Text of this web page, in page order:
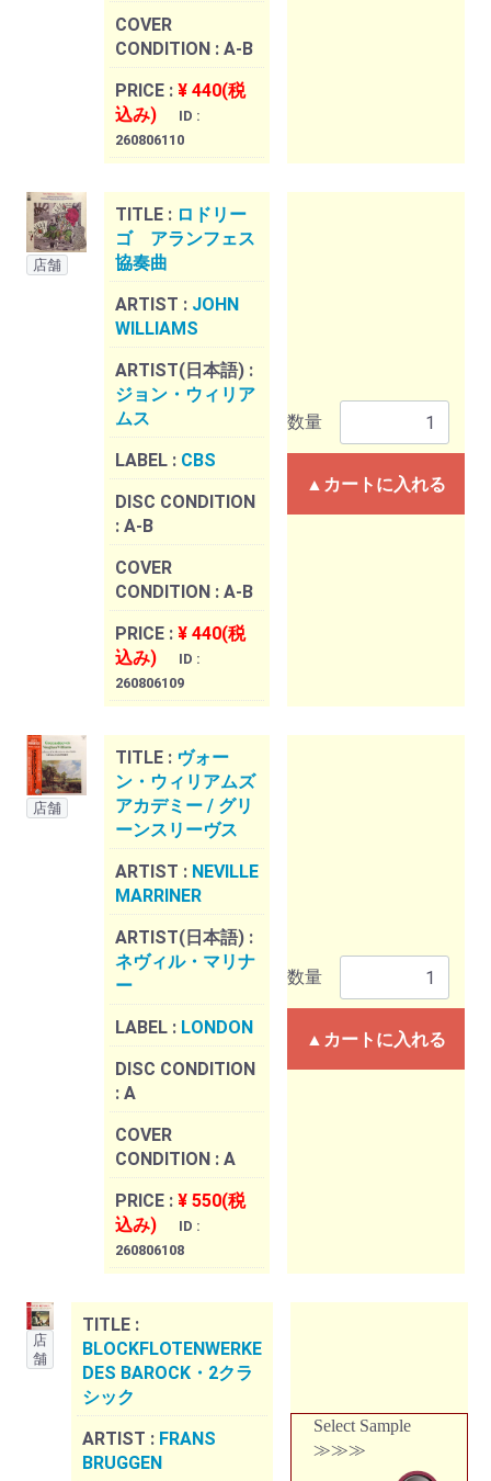
COVER
CONDITION : A-B
PRICE : ¥ 440(税
込み)
ID :
260806110
店舗
TITLE : ロドリー
ゴ アランフェス
協奏曲
ARTIST : JOHN
WILLIAMS
ARTIST(日本語) :
ジョン・ウィリア
ムス
LABEL : CBS
DISC CONDITION
: A-B
COVER
CONDITION : A-B
PRICE : ¥ 440(税
込み)
ID :
260806109
数量
▲カートに入れる
店舗
TITLE : ヴォー
ン・ウィリアムズ
アカデミー / グリ
ーンスリーヴス
ARTIST : NEVILLE
MARRINER
ARTIST(日本語) :
ネヴィル・マリナ
ー
LABEL : LONDON
DISC CONDITION
: A
COVER
CONDITION : A
PRICE : ¥ 550(税
込み)
ID :
260806108
数量
▲カートに入れる
店
舗
TITLE :
BLOCKFLOTENWERKE
DES BAROCK・2クラ
シック
ARTIST : FRANS
BRUGGEN
Select Sample
≫≫≫